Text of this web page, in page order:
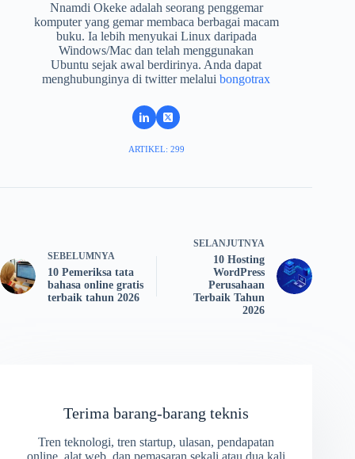
Nnamdi Okeke adalah seorang penggemar
komputer yang gemar membaca berbagai macam
buku. Ia lebih menyukai Linux daripada
Windows/Mac dan telah menggunakan
Ubuntu sejak awal berdirinya. Anda dapat
menghubunginya di twitter melaluibongotrax
ARTIKEL: 299
SEBELUMNYA
10 Pemeriksa tata
bahasa online gratis
terbaik tahun 2026
SELANJUTNYA
10 Hosting
WordPress
Perusahaan
Terbaik Tahun
2026
Terima barang-barang teknis
Tren teknologi, tren startup, ulasan, pendapatan